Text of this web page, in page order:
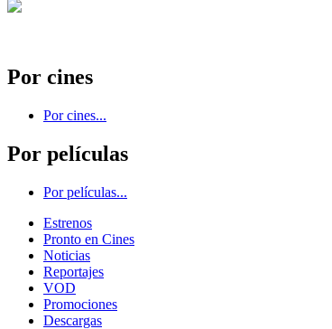
Por cines
Por cines...
Por películas
Por películas...
Estrenos
Pronto en Cines
Noticias
Reportajes
VOD
Promociones
Descargas